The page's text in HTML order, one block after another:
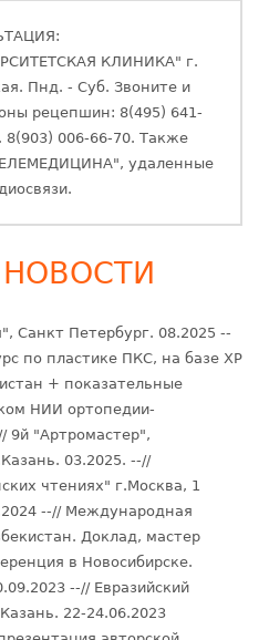
КЛИНИКА" г.
Пнд. - Суб. Звоните и
рецепшин: 8(495) 641-
8(903) 006-66-70. Также
удаленные
Санкт Петербург. 08.2025 --
по пластике ПКС, на базе XP
+ показательные
НИИ ортопедии-
9й "Артромастер",
03.2025. --//
чтениях" г.Москва, 1
--// Международная
Доклад, мастер
в Новосибирске.
--// Евразийский
22-24.06.2023